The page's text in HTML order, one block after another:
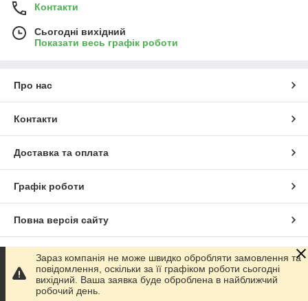
Контакти
Сьогодні вихідний
Показати весь графік роботи
Про нас
Контакти
Доставка та оплата
Графік роботи
Повна версія сайту
Сайт створено на маркетплейсі Prom.ua
Політика конфіденційності
Зараз компанія не може швидко обробляти замовлення та
повідомлення, оскільки за її графіком роботи сьогодні
вихідний. Ваша заявка буде оброблена в найближчий
робочий день.